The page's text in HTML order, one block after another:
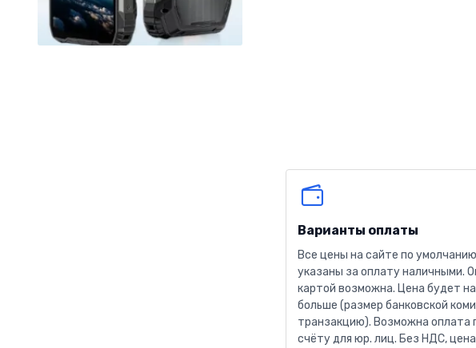
Варианты оплаты
Все цены на сайте по умолчанию
указаны за оплату наличными.
картой возможна. Цена будет
больше (размер банковской
транзакцию). Возможна оплата
счёту для юр. лиц. Без НДС,